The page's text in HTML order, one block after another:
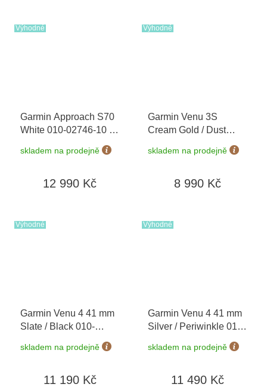
Výhodné
Garmin Approach S70
White 010-02746-10 +
možnost výměny do 90
dní
skladem na prodejně
12 990 Kč
Výhodné
Garmin Venu 3S
Cream Gold / Dust
Rose, Silicone Band
010-02785-03
skladem na prodejně
8 990 Kč
Výhodné
Garmin Venu 4 41 mm
Slate / Black 010-
skladem na prodejně
11 190 Kč
Výhodné
Garmin Venu 4 41 mm
Silver / Periwinkle 010-
skladem na prodejně
11 490 Kč